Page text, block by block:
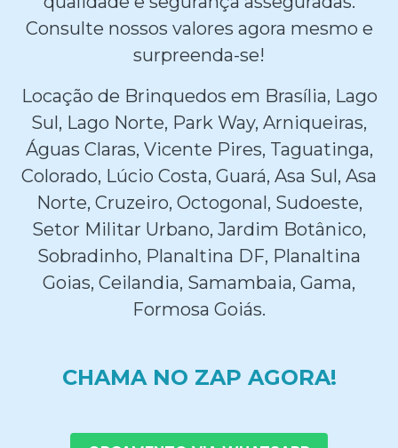
Consulte nossos valores agora mesmo e
surpreenda-se!
Locação de Brinquedos em Brasília, Lago
Sul, Lago Norte, Park Way, Arniqueiras,
Águas Claras, Vicente Pires, Taguatinga,
Colorado, Lúcio Costa, Guará, Asa Sul, Asa
Norte, Cruzeiro, Octogonal, Sudoeste,
Setor Militar Urbano, Jardim Botânico,
Sobradinho, Planaltina DF, Planaltina
Goias, Ceilandia, Samambaia, Gama,
Formosa Goiás.
CHAMA NO ZAP AGORA!